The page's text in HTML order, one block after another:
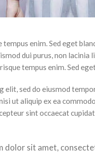
tempus enim. Sed eget
dui purus, non lacinia
tempus enim. Sed
sed do eiusmod
ut aliquip ex ea
sint occaecat
dolor sit amet,